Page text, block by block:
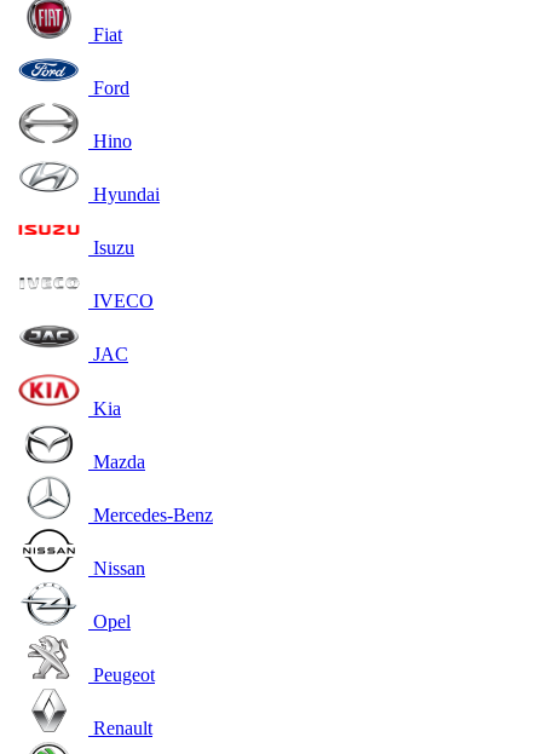
Fiat
Ford
Hino
Hyundai
Isuzu
IVECO
JAC
Kia
Mazda
Mercedes-Benz
Nissan
Opel
Peugeot
Renault